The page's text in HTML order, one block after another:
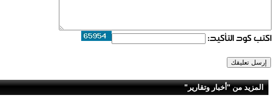
اكتب كود التأكيد:
المزيد من "أخبار وتقارير"